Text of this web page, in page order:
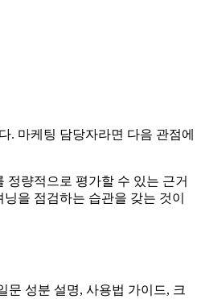
. 마케팅 담당자라면 다음 관점에
정량적으로 평가할 수 있는 근거
을 점검하는 습관을 갖는 것이
문 성분 설명, 사용법 가이드, 크